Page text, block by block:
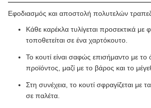
Εφοδιασμός και αποστολή πολυτελών
Κάθε καρέκλα τυλίγεται προσεκτικά με
τοποθετείται σε ένα χαρτόκουτο.
Το κουτί είναι σαφώς επισήμαντο με το
προϊόντος, μαζί με το βάρος και το
Στη συνέχεια, το κουτί σφραγίζεται με
σε παλέτα.